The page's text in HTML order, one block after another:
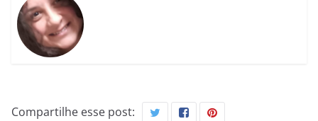
Compartilhe esse post: